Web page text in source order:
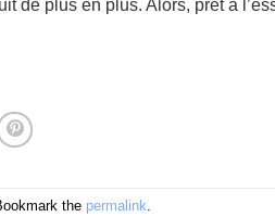
de plus en plus. Alors, prêt à
the permalink.